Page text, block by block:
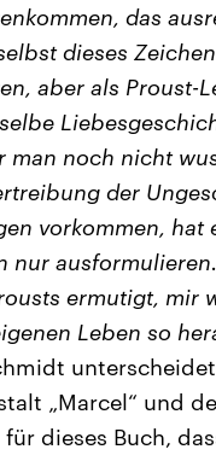
das
dieses
aber als Proust-
man noch nicht
der
vorkommen, hat
nur
ermutigt, mir
Leben so
„Marcel“ und
für dieses Buch,